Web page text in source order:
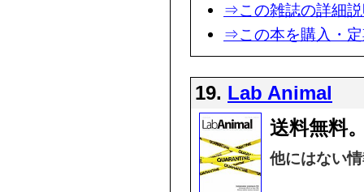
⇒この雑誌の詳細
⇒この本を購入・
19. Lab Animal
送料無料
他にはない